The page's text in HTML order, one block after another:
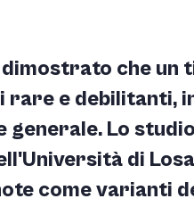
che un
rare e debilitanti,
generale. Lo
di
come varianti